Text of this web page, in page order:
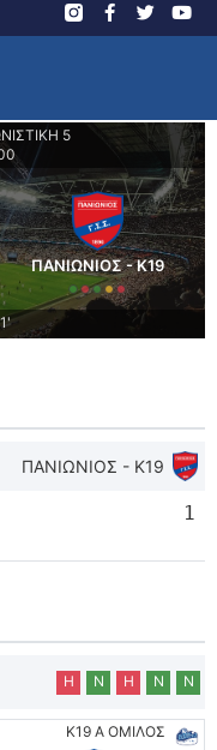
5
ΠΑΝΙΩΝΙΟΣ - K19
ΠΑΝΙΩΝΙΟΣ - K19
1
Η Ν Η Ν Ν
K19 Α ΟΜΙΛΟΣ